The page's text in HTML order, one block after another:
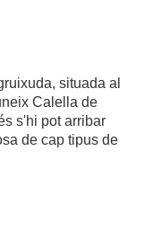
situada al
Calella de
s'hi pot arribar
de cap tipus de